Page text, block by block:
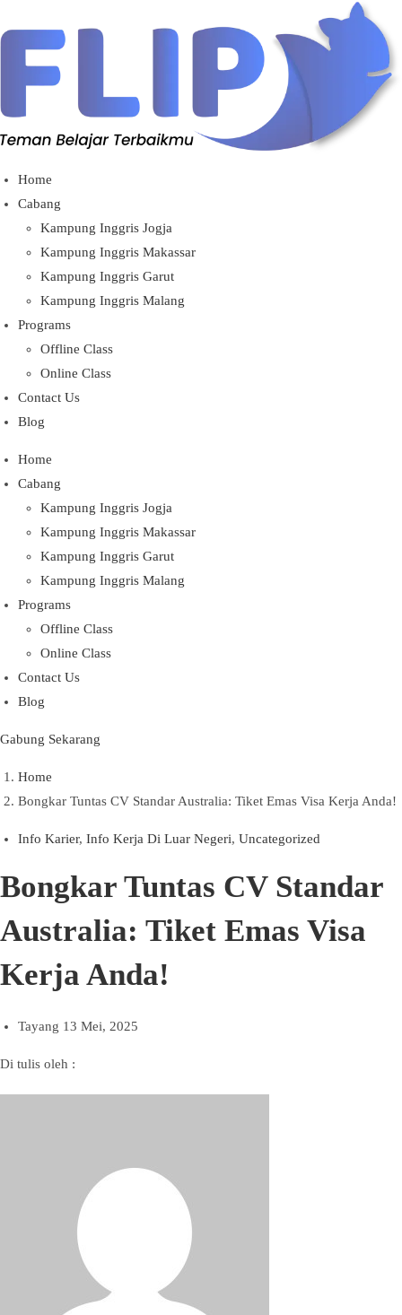
Home
Cabang
Kampung Inggris Jogja
Kampung Inggris Makassar
Kampung Inggris Garut
Kampung Inggris Malang
Programs
Offline Class
Online Class
Contact Us
Blog
Home
Cabang
Kampung Inggris Jogja
Kampung Inggris Makassar
Kampung Inggris Garut
Kampung Inggris Malang
Programs
Offline Class
Online Class
Contact Us
Blog
Gabung Sekarang
Home
Bongkar Tuntas CV Standar Australia: Tiket Emas Visa Kerja Anda!
Info Karier, Info Kerja Di Luar Negeri, Uncategorized
Bongkar Tuntas CV Standar
Australia: Tiket Emas Visa
Kerja Anda!
Tayang 13 Mei, 2025
Di tulis oleh :